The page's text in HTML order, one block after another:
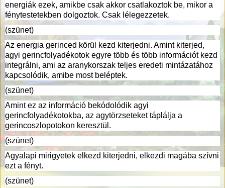
energiák ezek, amikbe csak akkor csatlakoztok be, mikor a
fénytestetekben dolgoztok. Csak lélegezzetek.
(szünet)
Az energia gerinced körül kezd kiterjedni. Amint kiterjed,
agyi gerincfolyadékotok egyre több és több információt kezd
integrálni, ami az aranykorszak teljes eredeti mintázatához
kapcsolódik, amibe most beléptek.
(szünet)
Amint ez az információ bekódolódik agyi
gerincfolyadékotokba, az agytörzseteket táplálja a
gerincoszlopotokon keresztül.
(szünet)
Agyalapi mirigyetek elkezd kiterjedni, elkezdi magába szívni
ezt a fényt.
(szünet)